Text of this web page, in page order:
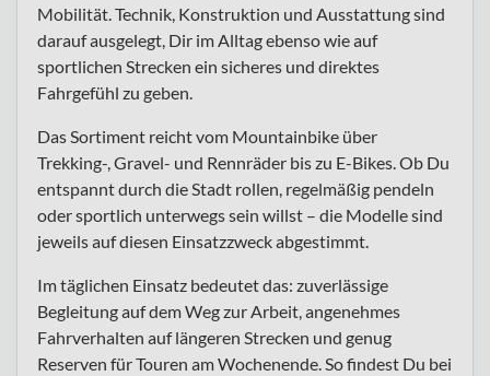
Mobilität. Technik, Konstruktion und Ausstattung sind
darauf ausgelegt, Dir im Alltag ebenso wie auf
sportlichen Strecken ein sicheres und direktes
Fahrgefühl zu geben.
Das Sortiment reicht vom Mountainbike über
Trekking-, Gravel- und Rennräder bis zu E-Bikes. Ob Du
entspannt durch die Stadt rollen, regelmäßig pendeln
oder sportlich unterwegs sein willst – die Modelle sind
jeweils auf diesen Einsatzzweck abgestimmt.
Im täglichen Einsatz bedeutet das: zuverlässige
Begleitung auf dem Weg zur Arbeit, angenehmes
Fahrverhalten auf längeren Strecken und genug
Reserven für Touren am Wochenende. So findest Du bei